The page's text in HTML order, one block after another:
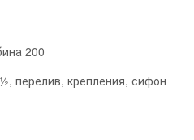
200
перелив, крепления, сифон